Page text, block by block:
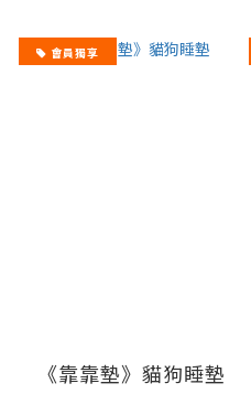
會員獨享
《靠靠墊》貓狗睡墊